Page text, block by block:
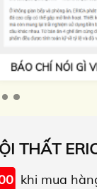
BÁO CHÍ NÓI GÌ
THẤT
khi mua